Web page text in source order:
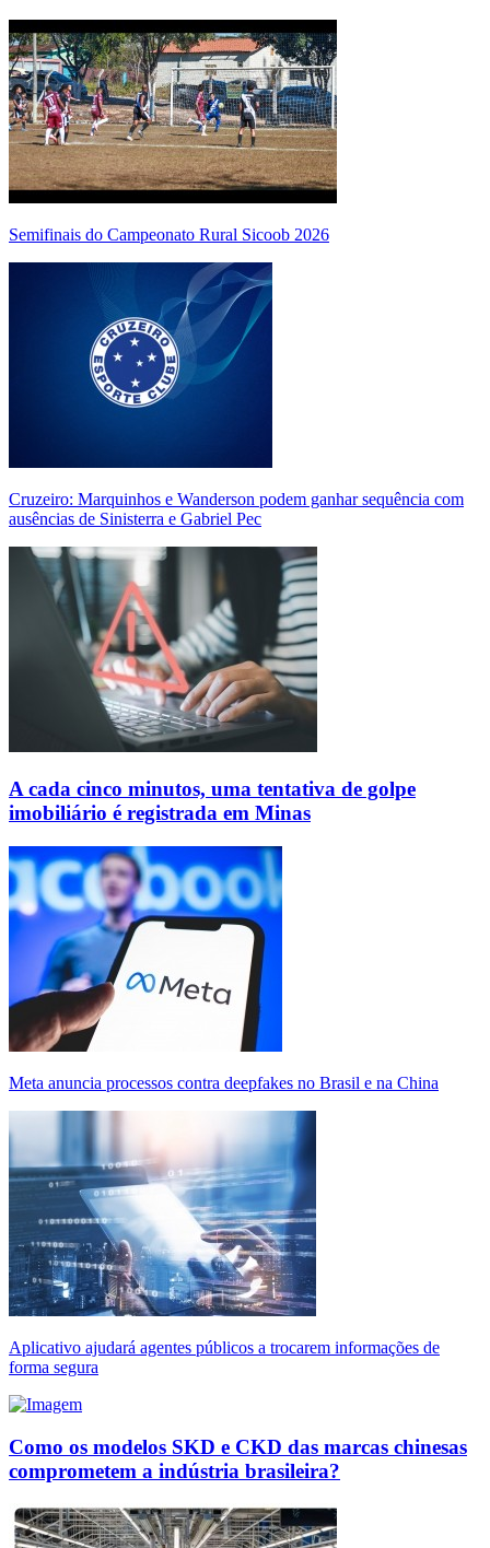
Semifinais do Campeonato Rural Sicoob 2026
Cruzeiro: Marquinhos e Wanderson podem ganhar sequência com
ausências de Sinisterra e Gabriel Pec
A cada cinco minutos, uma tentativa de golpe
imobiliário é registrada em Minas
Meta anuncia processos contra deepfakes no Brasil e na China
Aplicativo ajudará agentes públicos a trocarem informações de
forma segura
Como os modelos SKD e CKD das marcas chinesas
comprometem a indústria brasileira?